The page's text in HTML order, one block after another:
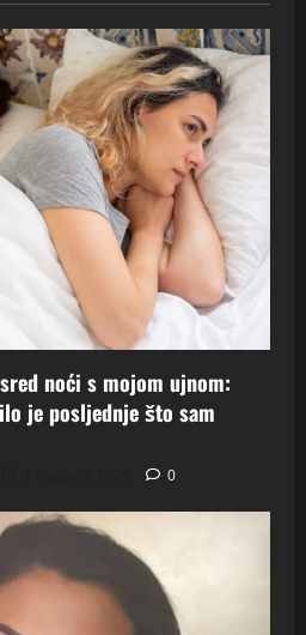
noći s mojom ujnom:
je posljednje što sam
0